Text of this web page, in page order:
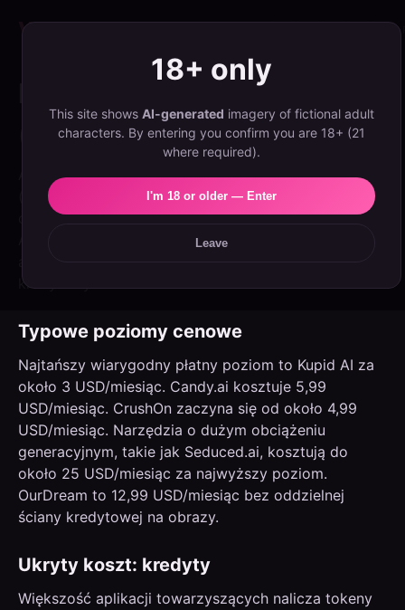
18+ only
This site shows AI-generated imagery of fictional adult
characters. By entering you confirm you are 18+ (21
where required).
I'm 18 or older — Enter
Leave
Velvet
Ile kosztuje dziewczyna AI?
(Ceny 2026)
Aplikacje dziewczyn AI wahają się od darmowych
(ograniczonych) do około 25 USD miesięcznie, przy
czym większość oscyluje wokół 6–13 USD/miesiąc.
Ale subskrypcja to tylko połowa historii — wiele
kredytowym.
Typowe poziomy cenowe
Najtańszy wiarygodny płatny poziom to Kupid AI za
około 3 USD/miesiąc. Candy.ai kosztuje 5,99
USD/miesiąc. CrushOn zaczyna się od około 4,99
USD/miesiąc. Narzędzia o dużym obciążeniu
generacyjnym, takie jak Seduced.ai, kosztują do
około 25 USD/miesiąc za najwyższy poziom.
OurDream to 12,99 USD/miesiąc bez oddzielnej
ściany kredytowej na obrazy.
Ukryty koszt: kredyty
Większość aplikacji towarzyszących nalicza tokeny